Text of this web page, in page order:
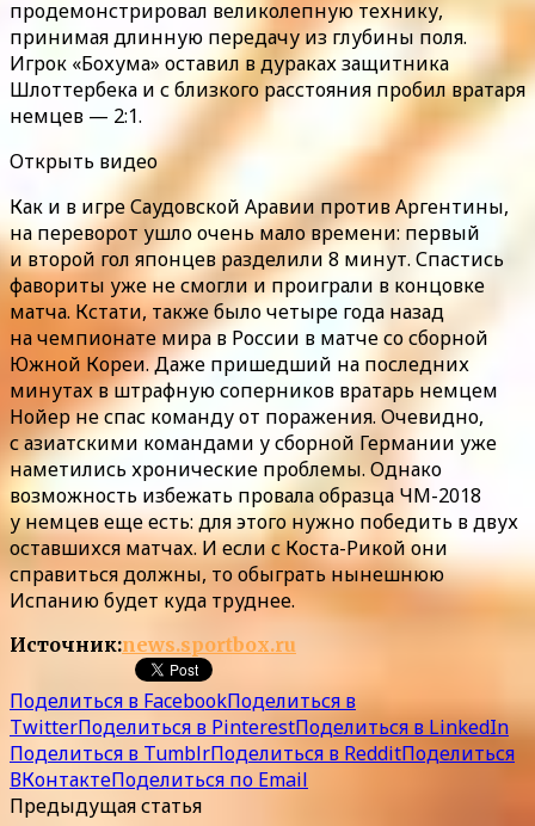
продемонстрировал великолепную технику,
принимая длинную передачу из глубины поля.
Игрок «Бохума» оставил в дураках защитника
Шлоттербека и с близкого расстояния пробил вратаря
немцев — 2:1.
Открыть видео
Как и в игре Саудовской Аравии против Аргентины,
на переворот ушло очень мало времени: первый
и второй гол японцев разделили 8 минут. Спастись
фавориты уже не смогли и проиграли в концовке
матча. Кстати, также было четыре года назад
на чемпионате мира в России в матче со сборной
Южной Кореи. Даже пришедший на последних
минутах в штрафную соперников вратарь немцем
Нойер не спас команду от поражения. Очевидно,
с азиатскими командами у сборной Германии уже
наметились хронические проблемы. Однако
возможность избежать провала образца ЧМ-2018
у немцев еще есть: для этого нужно победить в двух
оставшихся матчах. И если с Коста-Рикой они
справиться должны, то обыграть нынешнюю
Испанию будет куда труднее.
Источник:news.sportbox.ru
Поделиться в FacebookПоделиться в
TwitterПоделиться в PinterestПоделиться в LinkedIn
Поделиться в TumblrПоделиться в RedditПоделиться
ВКонтактеПоделиться по Email
Предыдущая статья